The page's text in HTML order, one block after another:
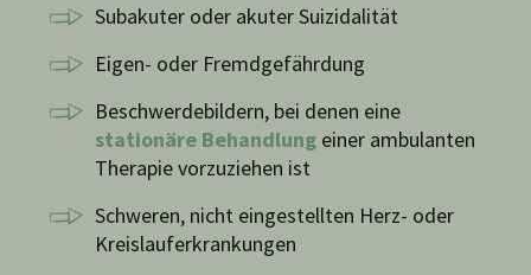
Subakuter oder akuter Suizidalität
Eigen- oder Fremdgefährdung
Beschwerdebildern, bei denen eine
stationäre Behandlung einer ambulanten
Therapie vorzuziehen ist
Schweren, nicht eingestellten Herz- oder
Kreislauferkrankungen